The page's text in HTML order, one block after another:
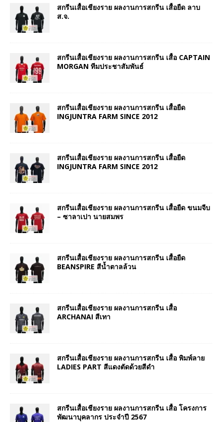
สกรีนเสื้อเชียงราย ผลงานการสกรีน เสื้อยืด ลาบ
ส.จ.
สกรีนเสื้อเชียงราย ผลงานการสกรีน เสื้อ CAPTAIN
MORGAN ทีมประชาสัมพันธ์
สกรีนเสื้อเชียงราย ผลงานการสกรีน เสื้อยืด
INGJUNTRA FARM SINCE 2012
สกรีนเสื้อเชียงราย ผลงานการสกรีน เสื้อยืด
INGJUNTRA FARM SINCE 2012
สกรีนเสื้อเชียงราย ผลงานการสกรีน เสื้อยืด ขนมจีบ
– ซาลาเปา นายสมพร
สกรีนเสื้อเชียงราย ผลงานการสกรีน เสื้อยืด
BEANSPIRE สีน้ำตาลล้วน
สกรีนเสื้อเชียงราย ผลงานการสกรีน เสื้อ
ARCHANAI สีเทา
สกรีนเสื้อเชียงราย ผลงานการสกรีน เสื้อ พิมพ์ลาย
LADIES PART สีแดงตัดด้วยสีดำ
สกรีนเสื้อเชียงราย ผลงานการสกรีน เสื้อ โครงการ
พัฒนาบุคลากร ประจำปี 2567